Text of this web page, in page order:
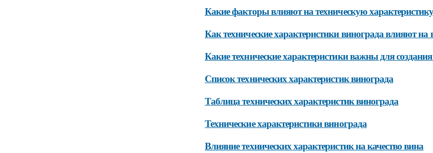
Какие факторы влияют на техническую
Как технические характеристики винограда влияют на
Какие технические характеристики важны для
Список технических характеристик винограда
Таблица технических характеристик винограда
Технические характеристики винограда
Влияние технических характеристик на качество вина